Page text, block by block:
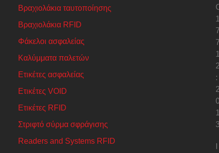
Βραχιολάκια ταυτοποίησης
Βραχιολάκια RFID
Φάκελοι ασφαλείας
Καλύμματα παλετών
Ετικέτες ασφαλείας
Ετικέτες VOID
Ετικέτες RFID
Στριφτό σύρμα σφράγισης
Readers and Systems RFID
: